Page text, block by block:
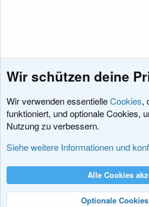
Jobs und Angebote
Nutzungsbedingungen
R
Wir schützen deine
Wir verwenden essentielleCookies,
funktioniert, und optionale Cookies,
Nutzung zu verbessern.
Siehe weitere Informationen und
Alle Cookies
Optionale